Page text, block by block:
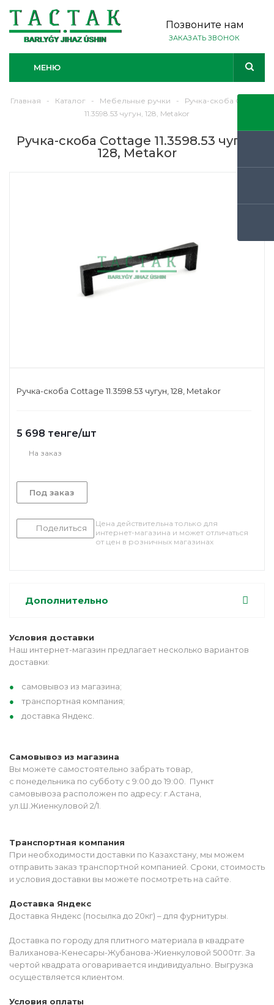
Позвоните нам
ЗАКАЗАТЬ ЗВОНОК
МЕНЮ
Главная - Каталог - Мебельные ручки -
Ручка-скоба Cottage
11.3598.53 чугун, 128, Metakor
Ручка-скоба Cottage 11.3598.53 чугун,
128, Metakor
Ручка-скоба Cottage 11.3598.53 чугун, 128, Metakor
5 698 тенге/шт
На заказ
Под заказ
Поделиться
Цена действительна только для
интернет-магазина и может отличаться
от цен в розничных магазинах
Дополнительно
Условия доставки
Наш интернет-магазин предлагает несколько вариантов
доставки:
самовывоз из магазина;
транспортная компания;
доставка Яндекс.
Самовывоз из магазина
Вы можете самостоятельно забрать товар,
с понедельника по субботу с 9:00 до 19:00. Пункт
самовывоза расположен по адресу: г.Астана,
ул.Ш.Жиенкуловой 2/1.
Транспортная компания
При необходимости доставки по Казахстану, мы можем
отправить заказ транспортной компанией. Сроки, стоимость
и условия доставки вы можете посмотреть на сайте.
Доставка Яндекс
Доставка Яндекс (посылка до 20кг) – для фурнитуры.
Доставка по городу для плитного материала в квадрате
Валиханова-Кенесары-Жубанова-Жиенкуловой 5000тг. За
чертой квадрата оговаривается индивидуально. Выгрузка
осуществляется клиентом.
Условия оплаты